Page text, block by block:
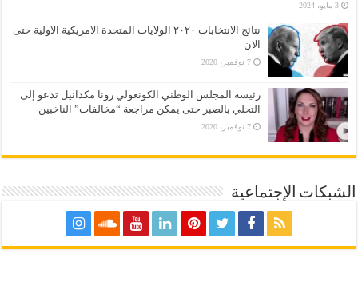
3 مايو، 2024
نتائج الانتخابات ٢٠٢٠ الولايات المتحدة الامريكية الاولية حتى
الان
7 نوفمبر، 2020
رئيسة المجلس الوطني الكونغولي رونا مكدانيل تدعو إلى
التحلي بالصبر حتى يمكن مراجعة “مخالفات” الناخبين
7 نوفمبر، 2020
الشبكات الإجتماعية